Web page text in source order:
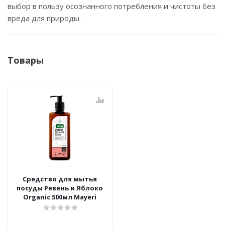
выбор в пользу осознанного потребления и чистоты без
вреда для природы.
Товары
Средство для мытья
посуды Ревень и Яблоко
Organic 500мл Mayeri